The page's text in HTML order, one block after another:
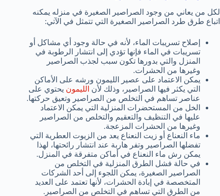
لكل من يعاني من وجود الصراصير الصغيرة في منزله يمكنه
اتباع طرق طرد الصراصير الصغيرة التي تتمثل في الآتي:
إصلاح تسريبات الماء، لأنه في حالة وجود أي مشاكل أو
تسريبات في الماء فإنها تؤدي إلى انتشار الرطوبة في
المنزل والتي بدورها تكون سبب لجذب الصراصير
وغيرها من الحشرات.
يمكن الاعتماد على عصير الليمون ورشه على الأماكن
التي يكثر فيها الصراصير، وذلك لأن الليمون يحتوي على
عناصر تساهم في التخلص من الصراصير وتعيق حركتها.
الخل من المستحضرات المنزلية التي يمكن الاعتماد
عليها في التنظيف والتعقيم والتخلص من الصراصير
وغيرها من الحشرات المزعجة.
ماء النعناع أو زيت النعناع يعد من الزيوت العطرية التي
تفضلها الصراصير وتفر هاربة عند انتشار رائحتها، لهذا
يمكن رش ماء النعناع في أماكن متفرقة في المنزل.
في حالة فشل الطرق المنزلية في التخلص من
الصراصير الصغيرة، يمكن اللجوء إلى أحد الشركات
المتخصصة في إبادة الحشرات، لأنها تعتمد على العديد
من الطرق التي تساهم في التخلص من الصراصير.